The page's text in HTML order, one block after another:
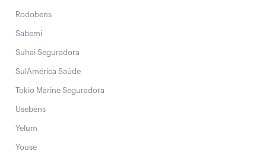
Rodobens
Sabemi
Suhai Seguradora
SulAmérica Saúde
Tokio Marine Seguradora
Usebens
Yelum
Youse